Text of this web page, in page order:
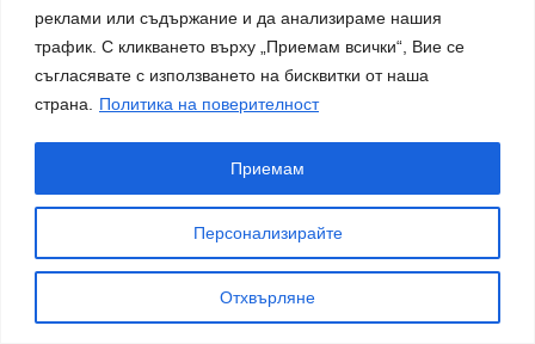
реклами или съдържание и да анализираме нашия
трафик. С кликването върху „Приемам всички“, Вие се
съгласявате с използването на бисквитки от наша
страна.
Политика на поверителност
Персонализирайте
Отхвърляне
Приемам